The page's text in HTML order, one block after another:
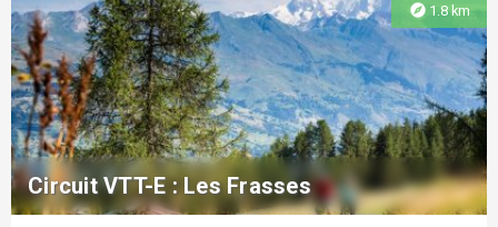
Itinéraire de randonnée pédestre : Le
Sentier Nature
La forêt est un environnement privilégié. Tout au long de cette
balade, vous découvrirez le versant Nord de la vallée avec une
vue extraordinaire sur les massifs du Mont Blanc et du
Beaufortain.
explore 1.8 km
Circuit VTT-E : Les Frasses